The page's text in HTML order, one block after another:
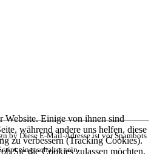
by Diese E-Mail-Adresse ist vor Spambots
eingeschaltet sein.
Website. Einige von ihnen sind
während andere uns helfen, diese
zu verbessern (Tracking Cookies).
Sie die Cookies zulassen möchten.